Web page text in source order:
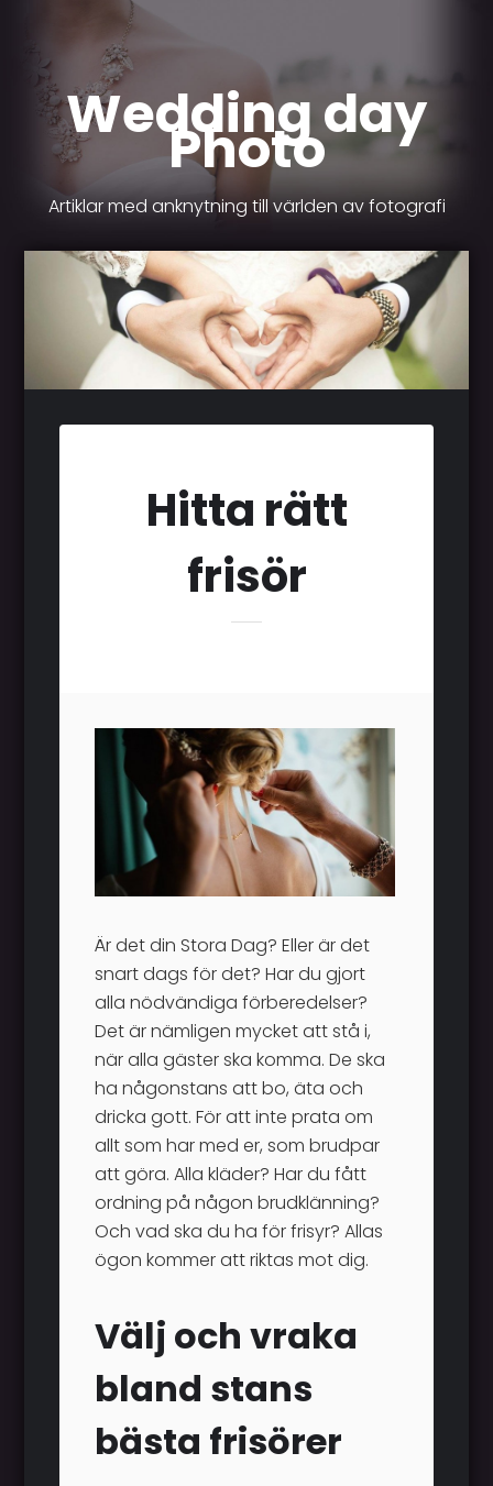
Wedding day
Photo
Artiklar med anknytning till världen av fotografi
Hitta rätt
frisör
Är det din Stora Dag? Eller är det
snart dags för det? Har du gjort
alla nödvändiga förberedelser?
Det är nämligen mycket att stå i,
när alla gäster ska komma. De ska
ha någonstans att bo, äta och
dricka gott. För att inte prata om
allt som har med er, som brudpar
att göra. Alla kläder? Har du fått
ordning på någon brudklänning?
Och vad ska du ha för frisyr? Allas
ögon kommer att riktas mot dig.
Välj och vraka
bland stans
bästa frisörer